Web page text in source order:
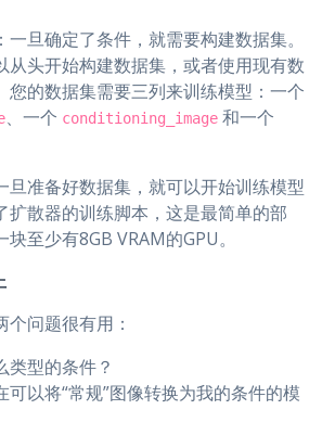
：一旦确定了条件，就需要构建数据集。
从头开始构建数据集，或者使用现有数
您的数据集需要三列来训练模型：一个
、一个 conditioning_image 和一个
旦准备好数据集，就可以开始训练模型
扩散器的训练脚本，这是最简单的部
至少有8GB VRAM的GPU。
问题很有用：
类型的条件？
可以将“常规”图像转换为我的条件的模